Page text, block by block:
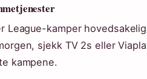
League-kamper
sjekk TV 2s eller
kampene.